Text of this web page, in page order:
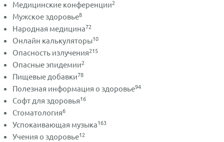
Медицинские конференции2
Мужское здоровье8
Народная медицина72
Онлайн калькуляторы10
Опасность излучения215
Опасные эпидемии2
Пищевые добавки78
Полезная информация о здоровье94
Софт для здоровья16
Стоматология6
Успокаивающая музыка163
Учения о здоровье12